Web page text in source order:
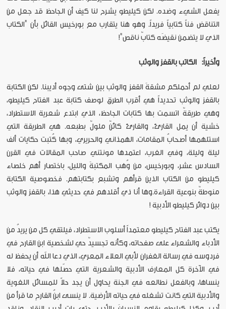
يفعل الشيء وضده. لكن كيليطو يشرح لنا كيف أن الجاحظ قد جعل من
التناقض فناً كتابياً فريداً. وهو هنا يتقارب مع بورخيس القائل بأن "الكتاب
الذي لا يتضمن نقيضَه كتابٌ ناقص"!
وأخيراً: الكاتب بالقفز والوثب
لعلي لم أحملكم مشقةَ القفز والوثب بين شتى وجوه أديبنا. لكن الكتابة
بالقفز والوثب تحديداً هي أقرب الطرق لوصف كتابة عبد الفتاح كيليطو،
وهي طريقةٌ اتسمت بها كتابات الجاحظ، الذي ابتدع شعرية الاستطراد،
خشية أن يمل القارئ، والقارئ كائنٌ ملولٌ بطبعه. هي الطريقة التي
استلهمها أصحابُ المقامات، الهمذاني والحريري، وبها كُتبت حكايات ألف
ليلة وليلة، وفي الغرب، اعتمدها مونتني صاحب المقالات في القرن
السادس عشر، وبورخيس، من وُهب المكتبةَ والليل، باختصار أهم خلصاء
كيليطو من الكتاب الذين قرأهم وتشبع بكتابتهم. فخصوصية الكتابة
منوطةٌ بنوعية القراءة.وها أنا ذي أقلدهم في حديثي هذا، بالقفز والوثب
بين دوائر كيليطو الأدبية !
يكتب عبد الفتاح كيليطو معتمداً أسلوب الاستطراد، فيلتقي كل من يريدُ من
الأدباء والشعراء على صفحاته، وكأنه تجسيدٌ حي لشخصية ابن القارح في
فردوسه في رسالة الغفران لأبي العلاء المعري، الذي دعا الله أن يحفظ له
في الآخرة كل المعارف الأدبية والشعرية التي حصّلها في حياته، فلا
ينساها، وبالفعل نطالعه في الجنة يحاول أن يجد حلاً للمسائل اللغوية
والأدبية التي كانت تشغله في حياته الأرضية. لا ينسى ابنُ القارحِ ما قرأ من